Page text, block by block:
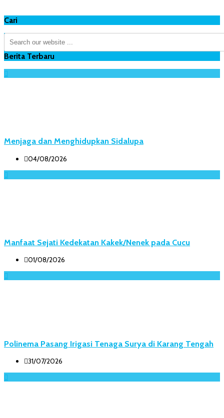
Cari
Berita Terbaru
Menjaga dan Menghidupkan Sidalupa
04/08/2026
Manfaat Sejati Kedekatan Kakek/Nenek pada Cucu
01/08/2026
Polinema Pasang Irigasi Tenaga Surya di Karang Tengah
31/07/2026